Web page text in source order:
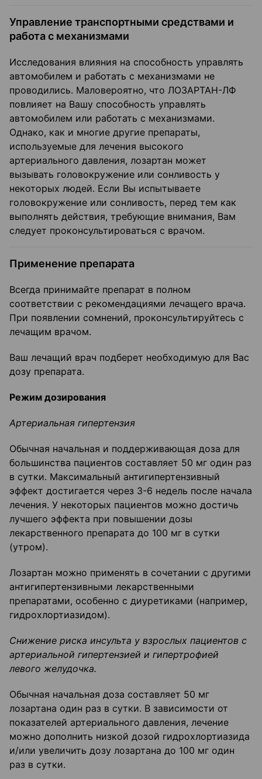
Управление транспортными средствами и
работа с механизмами
Исследования влияния на способность управлять
автомобилем и работать с механизмами не
проводились. Маловероятно, что ЛОЗАРТАН-ЛФ
повлияет на Вашу способность управлять
автомобилем или работать с механизмами.
Однако, как и многие другие препараты,
используемые для лечения высокого
артериального давления, лозартан может
вызывать головокружение или сонливость у
некоторых людей. Если Вы испытываете
головокружение или сонливость, перед тем как
выполнять действия, требующие внимания, Вам
следует проконсультироваться с врачом.
Применение препарата
Всегда принимайте препарат в полном
соответствии с рекомендациями лечащего врача.
При появлении сомнений, проконсультируйтесь с
лечащим врачом.
Ваш лечащий врач подберет необходимую для Вас
дозу препарата.
Режим дозирования
Артериальная гипертензия
Обычная начальная и поддерживающая доза для
большинства пациентов составляет 50 мг один раз
в сутки. Максимальный антигипертензивный
эффект достигается через 3-6 недель после начала
лечения. У некоторых пациентов можно достичь
лучшего эффекта при повышении дозы
лекарственного препарата до 100 мг в сутки
(утром).
Лозартан можно применять в сочетании с другими
антигипертензивными лекарственными
препаратами, особенно с диуретиками (например,
гидрохлортиазидом).
Снижение риска инсульта у взрослых пациентов с
артериальной гипертензией и гипертрофией
левого желудочка.
Обычная начальная доза составляет 50 мг
лозартана один раз в сутки. В зависимости от
показателей артериального давления, лечение
можно дополнить низкой дозой гидрохлортиазида
и/или увеличить дозу лозартана до 100 мг один
раз в сутки.